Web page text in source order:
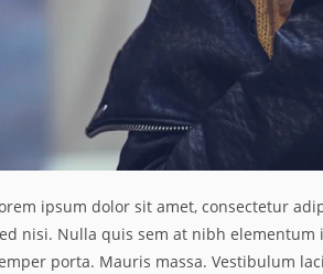
ipsum dolor sit amet, consectetur
nisi. Nulla quis sem at nibh elementum
porta. Mauris massa. Vestibulum